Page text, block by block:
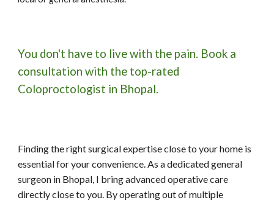
You don't have to live with the pain. Book a
consultation with the top-rated
Coloproctologist in Bhopal.
Finding the right surgical expertise close to your home is
essential for your convenience. As a dedicated general
surgeon in Bhopal, I bring advanced operative care
directly close to you. By operating out of multiple